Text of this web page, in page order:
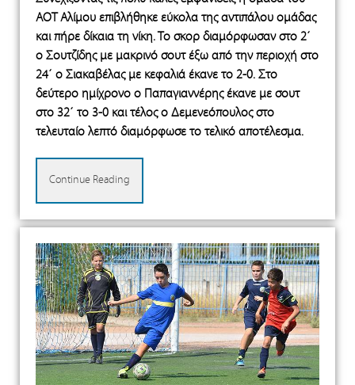
ΑΟΤ Αλίμου επιβλήθηκε εύκολα της αντιπάλου ομάδας
και πήρε δίκαια τη νίκη. Το σκορ διαμόρφωσαν στο 2΄
ο Σουτζίδης με μακρινό σουτ έξω από την περιοχή στο
24΄ ο Σιακαβέλας με κεφαλιά έκανε το 2-0. Στο
δεύτερο ημίχρονο ο Παπαγιαννέρης έκανε με σουτ
στο 32΄ το 3-0 και τέλος ο Δεμενεόπουλος στο
τελευταίο λεπτό διαμόρφωσε το τελικό αποτέλεσμα.
Continue Reading